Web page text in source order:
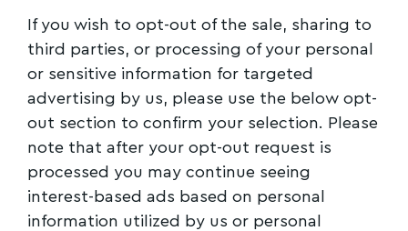
If you wish to opt-out of the sale, sharing to
third parties, or processing of your personal
or sensitive information for targeted
advertising by us, please use the below opt-
out section to confirm your selection. Please
note that after your opt-out request is
processed you may continue seeing
interest-based ads based on personal
information utilized by us or personal